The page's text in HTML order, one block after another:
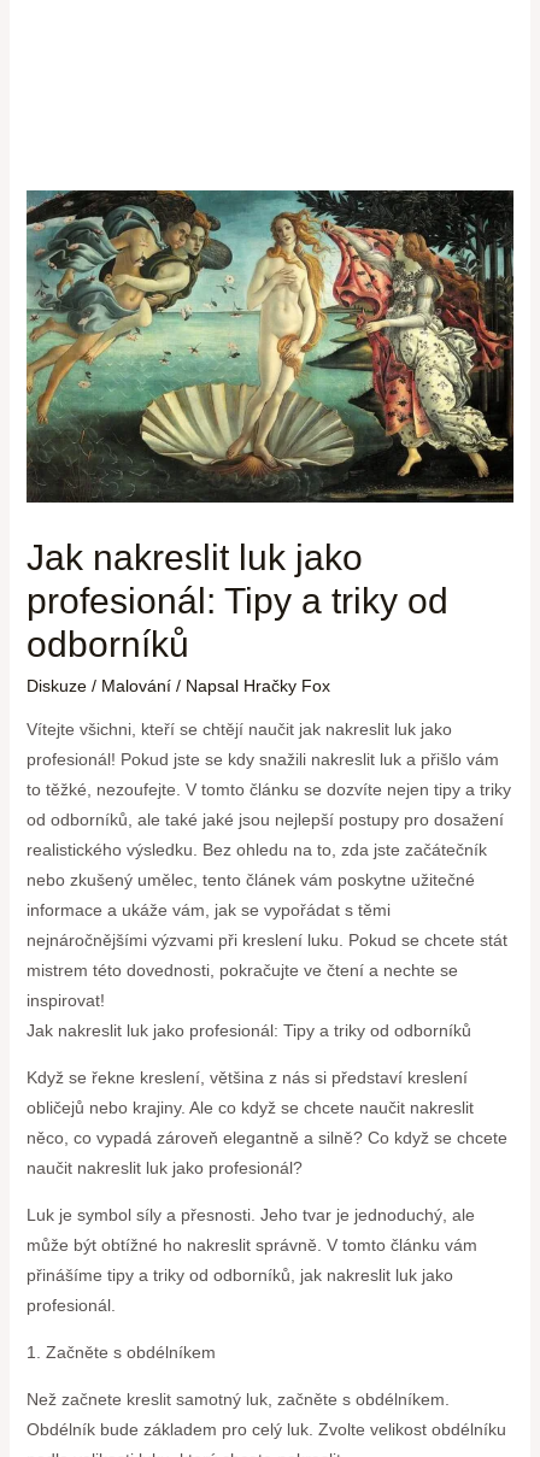
Jak nakreslit luk jako
profesionál: Tipy a triky od
odborníků
Diskuze / Malování/ Napsal Hračky Fox
Vítejte všichni, kteří se chtějí naučit jak nakreslit luk jako
profesionál! Pokud jste se kdy snažili nakreslit luk a přišlo vám
to těžké, nezoufejte. V tomto článku se dozvíte nejen tipy a triky
od odborníků, ale také jaké jsou nejlepší postupy pro dosažení
realistického výsledku. Bez ohledu na to, zda jste začátečník
nebo zkušený umělec, tento článek vám poskytne užitečné
informace a ukáže vám, jak se vypořádat s těmi
nejnáročnějšími výzvami při kreslení luku. Pokud se chcete stát
mistrem této dovednosti, pokračujte ve čtení a nechte se
inspirovat!
Jak nakreslit luk jako profesionál: Tipy a triky od odborníků
Když se řekne kreslení, většina z nás si představí kreslení
obličejů nebo krajiny. Ale co když se chcete naučit nakreslit
něco, co vypadá zároveň elegantně a silně? Co když se chcete
naučit nakreslit luk jako profesionál?
Luk je symbol síly a přesnosti. Jeho tvar je jednoduchý, ale
může být obtížné ho nakreslit správně. V tomto článku vám
přinášíme tipy a triky od odborníků, jak nakreslit luk jako
profesionál.
1. Začněte s obdélníkem
Než začnete kreslit samotný luk, začněte s obdélníkem.
Obdélník bude základem pro celý luk. Zvolte velikost obdélníku